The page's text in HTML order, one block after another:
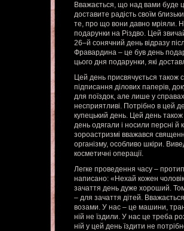
Вважається, що над вами буде
доставите радість своїм
те, про що вони давно мріяли.
подарунки на Різдво. Цей
26–й сонячний день відразу
Фравардина – це був день
цього дня подарунки, які
Цей день присвячується також
підписання ділових паперів,
для поїздок, але лише у
несприятливі. Потрібно в цей
купецький день. Цей день
день одягали і носили персні й
зороастризмі вважався
організму, особливо шкіри.
косметичні операції.
Легке проведення часу –
написано: «Нехай кожен
зачаття день дуже хороший.
– для зачаття дітей.
возами. У нас – це машини,
ній не їздили. У нас це треба
ній у цей день їздити не